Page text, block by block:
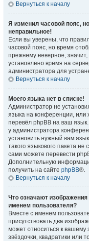
Вернуться к началу
Я изменил часовой пояс,
неправильное!
Если вы уверены, что
часовой пояс, но время
прежнему неверное,
установлено время на
администратора для
Вернуться к началу
Моего языка нет в списке!
Администратор не
языка на конференции, или
перевёл phpBB на ваш
у администратора
установить нужный вам
такого языкового пакета не
сами можете перевести
Дополнительную
получить на сайте phpBB®.
Вернуться к началу
Что означают
именем пользователя?
Вместе с именем
присутствовать два
может относиться к вашему
звёздочки, квадратики или